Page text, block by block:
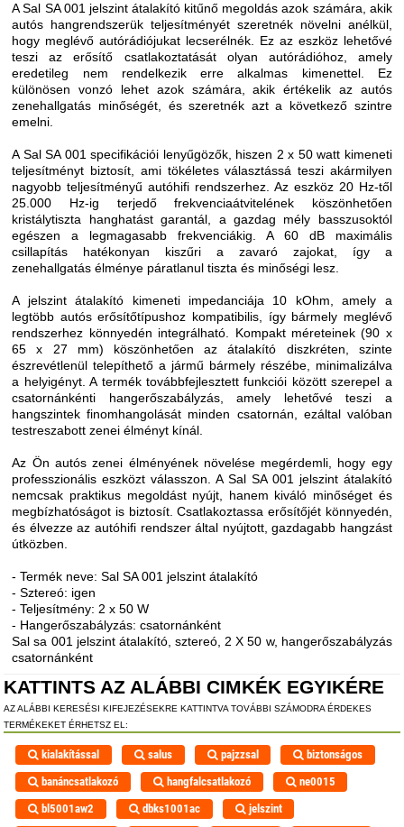
A Sal SA 001 jelszint átalakító kitűnő megoldás azok számára, akik
autós hangrendszerük teljesítményét szeretnék növelni anélkül,
hogy meglévő autórádiójukat lecserélnék. Ez az eszköz lehetővé
teszi az erősítő csatlakoztatását olyan autórádióhoz, amely
eredetileg nem rendelkezik erre alkalmas kimenettel. Ez
különösen vonzó lehet azok számára, akik értékelik az autós
zenehallgatás minőségét, és szeretnék azt a következő szintre
emelni.
A Sal SA 001 specifikációi lenyűgözők, hiszen 2 x 50 watt kimeneti
teljesítményt biztosít, ami tökéletes választássá teszi akármilyen
nagyobb teljesítményű autóhifi rendszerhez. Az eszköz 20 Hz-től
25.000 Hz-ig terjedő frekvenciaátvitelének köszönhetően
kristálytiszta hanghatást garantál, a gazdag mély basszusoktól
egészen a legmagasabb frekvenciákig. A 60 dB maximális
csillapítás hatékonyan kiszűri a zavaró zajokat, így a
zenehallgatás élménye páratlanul tiszta és minőségi lesz.
A jelszint átalakító kimeneti impedanciája 10 kOhm, amely a
legtöbb autós erősítőtípushoz kompatibilis, így bármely meglévő
rendszerhez könnyedén integrálható. Kompakt méreteinek (90 x
65 x 27 mm) köszönhetően az átalakító diszkréten, szinte
észrevétlenül telepíthető a jármű bármely részébe, minimalizálva
a helyigényt. A termék továbbfejlesztett funkciói között szerepel a
csatornánkénti hangerőszabályzás, amely lehetővé teszi a
hangszintek finomhangolását minden csatornán, ezáltal valóban
testreszabott zenei élményt kínál.
Az Ön autós zenei élményének növelése megérdemli, hogy egy
professzionális eszközt válasszon. A Sal SA 001 jelszint átalakító
nemcsak praktikus megoldást nyújt, hanem kiváló minőséget és
megbízhatóságot is biztosít. Csatlakoztassa erősítőjét könnyedén,
és élvezze az autóhifi rendszer által nyújtott, gazdagabb hangzást
útközben.
- Termék neve: Sal SA 001 jelszint átalakító
- Sztereó: igen
- Teljesítmény: 2 x 50 W
- Hangerőszabályzás: csatornánként
Sal sa 001 jelszint átalakító, sztereó, 2 X 50 w, hangerőszabályzás
csatornánként
KATTINTS AZ ALÁBBI CIMKÉK EGYIKÉRE
AZ ALÁBBI KERESÉSI KIFEJEZÉSEKRE KATTINTVA TOVÁBBI SZÁMODRA ÉRDEKES
TERMÉKEKET ÉRHETSZ EL:
kialakítással salus pajzzsal
biztonságos
banáncsatlakozó
hangfalcsatlakozó
ne0015
bl5001aw2
dbks1001ac jelszint